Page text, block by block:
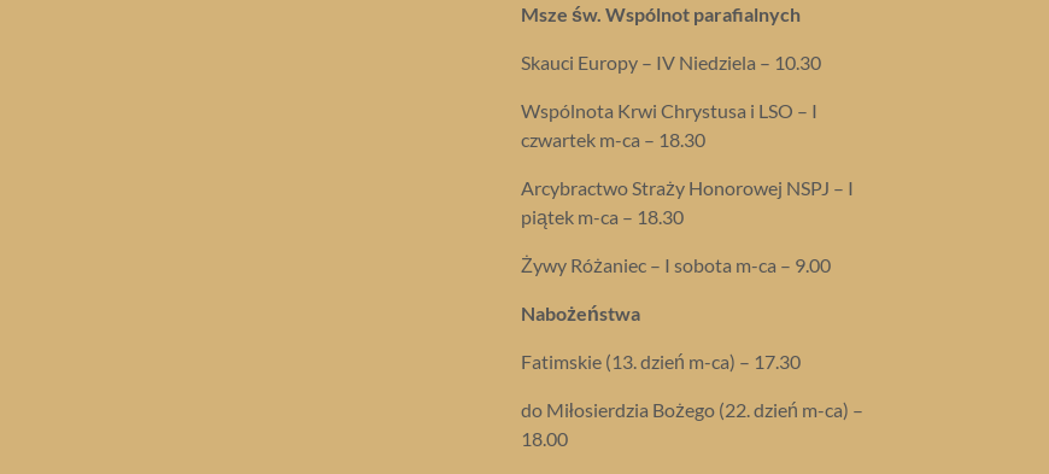
Msze św. Wspólnot parafialnych
Skauci Europy – IV Niedziela – 10.30
Wspólnota Krwi Chrystusa i LSO – I
czwartek m-ca – 18.30
Arcybractwo Straży Honorowej NSPJ – I
piątek m-ca – 18.30
Żywy Różaniec – I sobota m-ca – 9.00
Nabożeństwa
Fatimskie (13. dzień m-ca) – 17.30
do Miłosierdzia Bożego (22. dzień m-ca) –
18.00